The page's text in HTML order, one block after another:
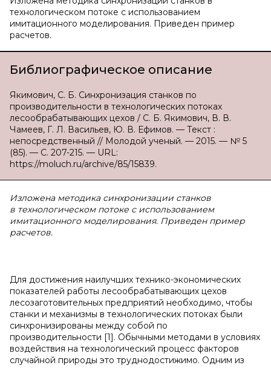
технологическом потоке с использованием
имитационного моделирования. Приведен пример
расчетов.
Библиографическое описание
Якимович, С. Б. Синхронизация станков по
производительности в технологических потоках
лесообрабатывающих цехов / С. Б. Якимович, В. В.
Чамеев, Г. Л. Васильев, Ю. В. Ефимов. — Текст :
непосредственный // Молодой ученый. — 2015. — № 5
(85). — С. 207-215. — URL:
https://moluch.ru/archive/85/15839.
Изложена методика синхронизации станков
в технологическом потоке с использованием
имитационного моделирования. Приведен пример
расчетов.
Для достижения наилучших технико-экономических
показателей работы лесообрабатывающих цехов
лесозаготовительных предприятий необходимо, чтобы
станки и механизмы в технологических потоках были
синхронизированы между собой по
производительности [1]. Обычными методами в условиях
воздействия на технологический процесс факторов
случайной природы это труднодостижимо. Одним из